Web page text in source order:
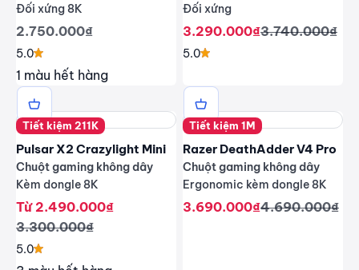
Đối xứng 8K
Giá giảm
2.750.000₫
5.0
1 màu hết hàng
Đối xứng
Giá giảm
3.290.000₫Giá thông
3.740.000₫
5.0
Tiết kiệm 211K
Pulsar X2 Crazylight Mini
Chuột gaming không dây
Kèm dongle 8K
Giá giảm
Từ 2.490.000₫
Giá thông thường
3.300.000₫
5.0
Tiết kiệm 1M
Razer DeathAdder V4 Pro
Chuột gaming không dây
Ergonomic kèm dongle 8K
Giá giảm
3.690.000₫Giá thông
4.690.000₫